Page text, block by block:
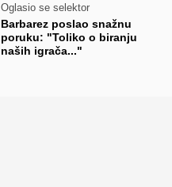
Oglasio se selektor
Barbarez poslao snažnu
poruku: "Toliko o biranju
naših igrača..."